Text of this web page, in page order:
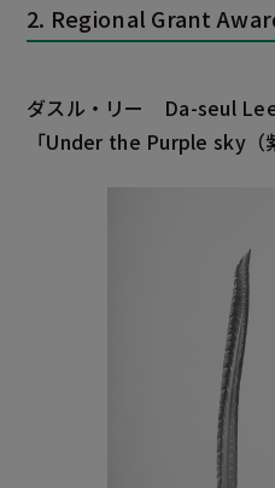
2. Regional Grant
ダスル・リー Da-seul
「Under the Purple sky（